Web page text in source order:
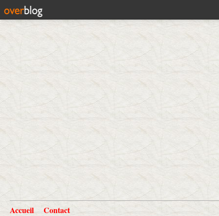
Accueil Contact